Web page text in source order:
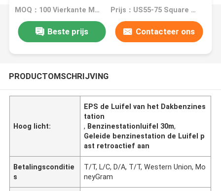
MOQ：100 Vierkante Meters Prijs：US55-75 Square Meters
Beste prijs Contacteer ons
PRODUCTOMSCHRIJVING
Hoog licht:
EPS de Luifel van het Dakbenzines
tation
, Benzinestationluifel 30m,
Geleide benzinestation de Luifel p
ast retroactief aan
Betalingsconditie
s
T/T, L/C, D/A, T/T, Western Union, Mo
neyGram